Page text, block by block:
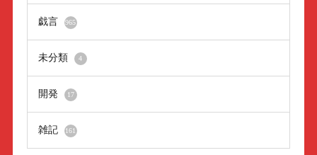
戯言 965
未分類 4
開発 17
雑記 161